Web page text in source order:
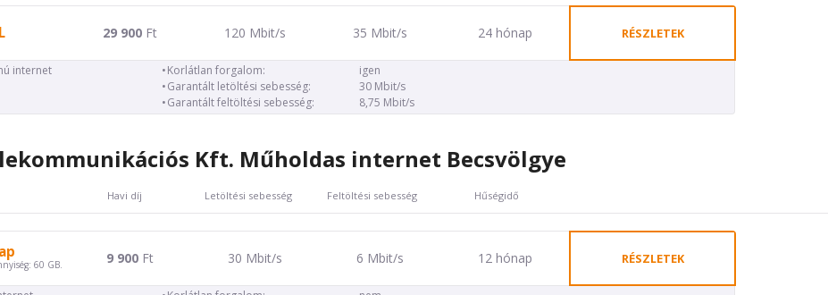
29 900Ft 120 Mbit/s 35 Mbit/s 24 hónap RÉSZLETEK
internet
Korlátlan forgalom:
igen
Garantált letöltési sebesség:
30 Mbit/s
Garantált feltöltési sebesség:
8,75 Mbit/s
Kft. Műholdas internet Becsvölgye
Havi díj Letöltési sebesség Feltöltési sebesség Hűségidő
60 GB. 9 900Ft 30 Mbit/s 6 Mbit/s 12 hónap RÉSZLETEK